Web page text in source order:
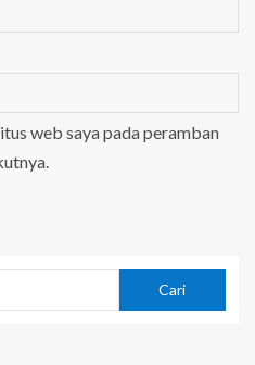
web saya pada peramban